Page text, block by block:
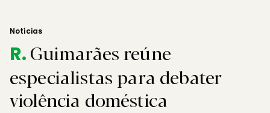
Notícias
R.Guimarães reúne
especialistas para debater
violência doméstica